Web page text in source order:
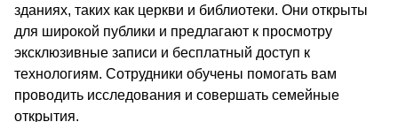
зданиях, таких как церкви и библиотеки. Они открыты
для широкой публики и предлагают к просмотру
эксклюзивные записи и бесплатный доступ к
технологиям. Сотрудники обучены помогать вам
проводить исследования и совершать семейные
открытия.